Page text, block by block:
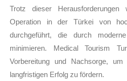
Trotz dieser Herausforderungen
Operation in der Türkei von
durchgeführt, die durch
minimieren. Medical Tourism
Vorbereitung und Nachsorge,
langfristigen Erfolg zu fördern.